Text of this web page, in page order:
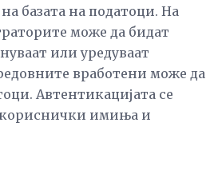
базата на податоци. На
може да бидат
или уредуваат
вработени може да
Автентикацијата се
имиња и